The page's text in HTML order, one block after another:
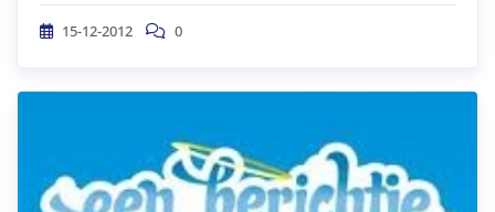
15-12-2012 0